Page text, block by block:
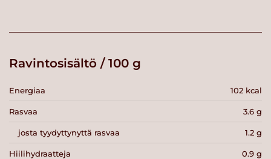
Ravintosisältö / 100 g
Energiaa 102 kcal
Rasvaa 3.6 g
josta tyydyttynyttä rasvaa 1.2 g
Hiilihydraatteja 0.9 g